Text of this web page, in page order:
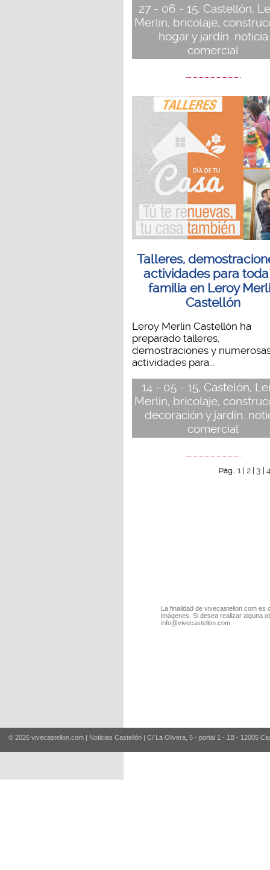
27 - 06 - 15, Castellón,
Merlin, bricolaje,
hogar y jardín. noticia
comercial
Talleres,
actividades para
familia en Leroy
Castellón
Leroy Merlin Castellón ha
preparado talleres,
demostraciones y
actividades para...
14 - 05 - 15, Castelón,
Merlin, bricolaje,
decoración y jardín.
comercial
Pág.:1 |2 3 |
La finalidad de vivecastellon.com
imágenes. Si desea realizar alguna
info@vivecastellon.com
© 2026 vivecastellon.com | Noticias Castellón | C/ La Olivera, 5 - portal 1 - 1B - 12005